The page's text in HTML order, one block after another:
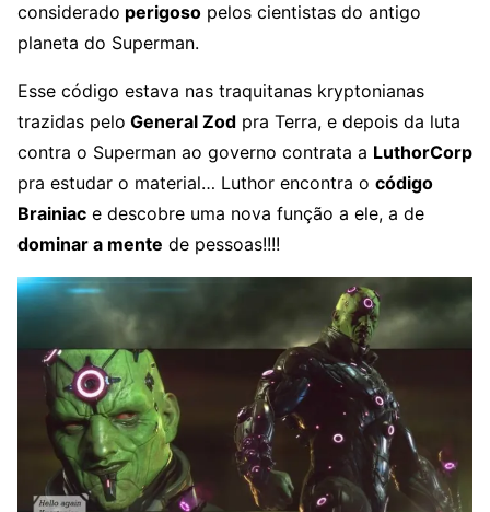
considerado perigoso pelos cientistas do antigo
planeta do Superman.
Esse código estava nas traquitanas kryptonianas
trazidas pelo General Zod pra Terra, e depois da luta
contra o Superman ao governo contrata a LuthorCorp
pra estudar o material… Luthor encontra o código
Brainiac e descobre uma nova função a ele, a de
dominar a mente de pessoas!!!!